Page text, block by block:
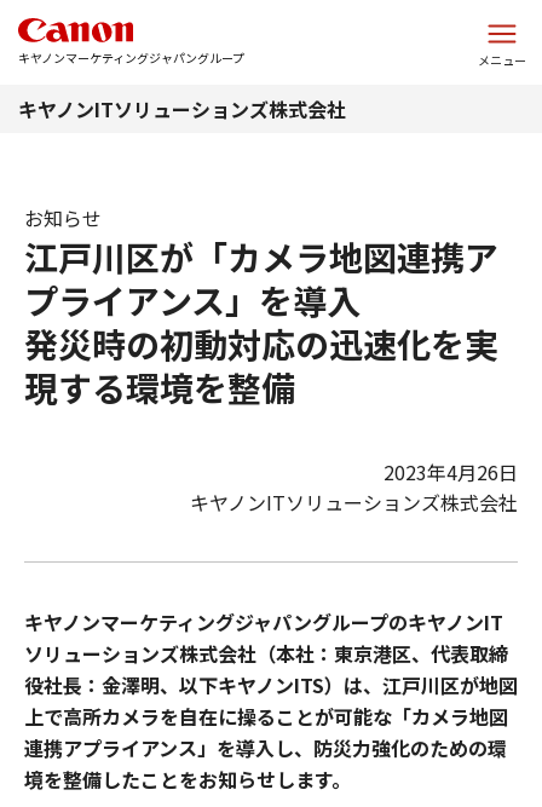
キヤノンマーケティングジャパングループ メニュー
キヤノンITソリューションズ株式会社
江戸川区が「カメラ地図連携ア
プライアンス」を導入
発災時の初動対応の迅速化を実
現する環境を整備
お知らせ
2023年4月26日
キヤノンITソリューションズ株式会社
キヤノンマーケティングジャパングループのキヤノンIT
ソリューションズ株式会社（本社：東京港区、代表取締
役社長：金澤明、以下キヤノンITS）は、江戸川区が地図
上で高所カメラを自在に操ることが可能な「カメラ地図
連携アプライアンス」を導入し、防災力強化のための環
境を整備したことをお知らせします。